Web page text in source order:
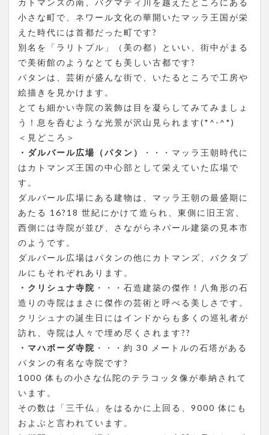
カトマンズの南、バグマティ川を越えたところにある
小さな町で、ネワール文化の華開いたマッラ王国が栄
えた時代には首都だった町です?
別名を「ラリトプル」（美の都）といい、街中がまる
で美術館のようなとても美しい古都です?
パタンは、芸術が盛んな街で、いたるところで工房や
絵描きを見かけます。
とても細かい寺院の装飾は目を凝らしてみてみましょ
う！息を呑むような光景が沢山見られます(*^-^*)
＜見どころ＞
・ダルバール広場（パタン）
・・・マッラ王朝時代に
はカトマンズ王国の中心部として栄えていた広場で
す。
ダルバール広場にある建物は、マッラ王朝の最盛期に
あたる 16?18 世紀にかけて造られ、東側に旧王宮、
西側には寺院が並び、さながらネパール建築の見本市
のようです。
ダルバール広場はパタンの他にカトマンズ、バクタプ
ルにもそれぞれあります。
・クリシュナ寺院 ・・・石造建築の傑作！八角形の石
造りの寺院はまさに傑作の芸術と呼べる美しさです。
クリシュナの誕生日にはインドからも多くの巡礼者が
訪れ、寺院は人々で埋め尽くされます??
・マハボーダ寺院 ・・・約 30 メートルの石塔がある
パタンの有名な寺院です?
1000 体もの小さな仏陀のテラコッタ像が奉納されて
います。
その数は「三千仏」をはるかに上回る、9000 体にも
およぶと言われています。